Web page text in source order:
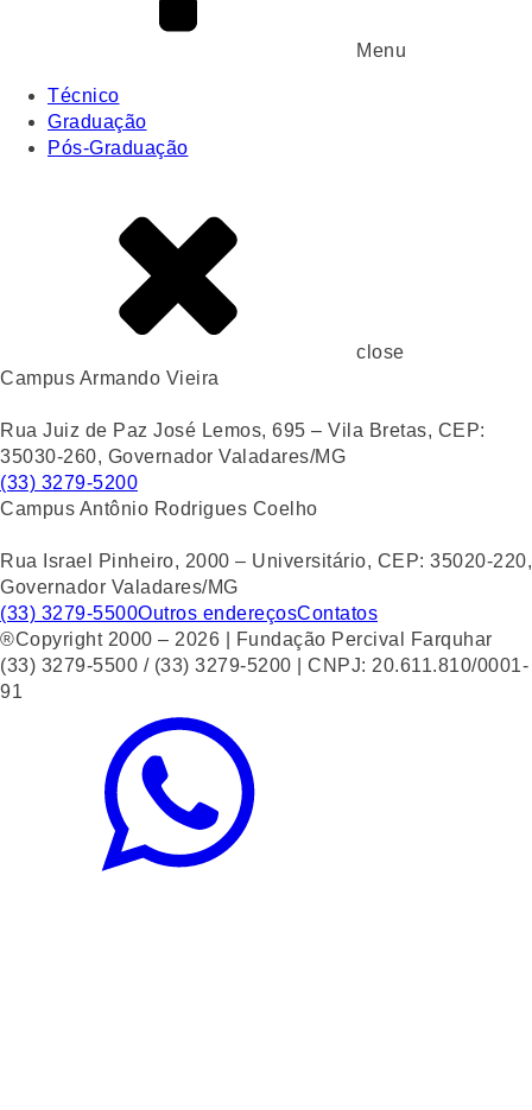
Menu
Técnico
Graduação
Pós-Graduação
close
Campus Armando Vieira
Rua Juiz de Paz José Lemos, 695 – Vila Bretas, CEP:
35030-260, Governador Valadares/MG
(33) 3279-5200
Campus Antônio Rodrigues Coelho
Rua Israel Pinheiro, 2000 – Universitário, CEP: 35020-220,
Governador Valadares/MG
(33) 3279-5500Outros endereçosContatos
®Copyright 2000 – 2026 | Fundação Percival Farquhar
(33) 3279-5500 / (33) 3279-5200 | CNPJ: 20.611.810/0001-
91